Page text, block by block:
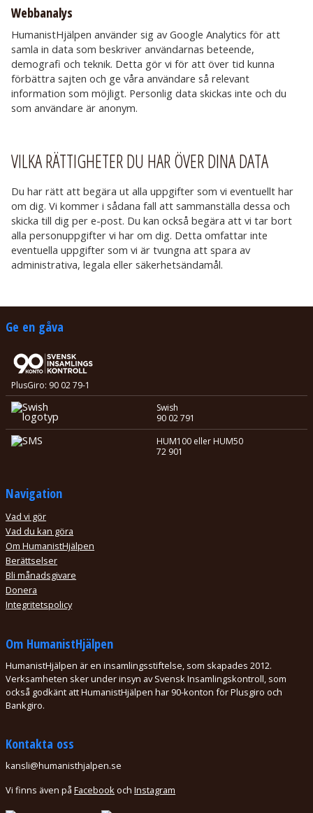
Genom att surfa vidare på HumanistHjälpens webbsajt godkänner du att vi
Webbanalys
HumanistHjälpen använder sig av Google Analytics för att
samla in data som beskriver användarnas beteende,
demografi och teknik. Detta gör vi för att över tid kunna
förbättra sajten och ge våra användare så relevant
information som möjligt. Personlig data skickas inte och du
som användare är anonym.
VILKA RÄTTIGHETER DU HAR ÖVER DINA DATA
Du har rätt att begära ut alla uppgifter som vi eventuellt har
om dig. Vi kommer i sådana fall att sammanställa dessa och
skicka till dig per e-post. Du kan också begära att vi tar bort
alla personuppgifter vi har om dig. Detta omfattar inte
eventuella uppgifter som vi är tvungna att spara av
administrativa, legala eller säkerhetsändamål.
Ge en gåva
PlusGiro: 90 02 79-1
Swish
90 02 791
HUM100 eller HUM50
72 901
Navigation
Vad vi gör
Vad du kan göra
Om HumanistHjälpen
Berättselser
Bli månadsgivare
Donera
Integritetspolicy
Om HumanistHjälpen
HumanistHjälpen är en insamlingsstiftelse, som skapades 2012.
Verksamheten sker under insyn av Svensk Insamlingskontroll, som
också godkänt att HumanistHjälpen har 90-konton för Plusgiro och
Bankgiro.
Kontakta oss
kansli@humanisthjalpen.se
Vi finns även påFacebook ochInstagram